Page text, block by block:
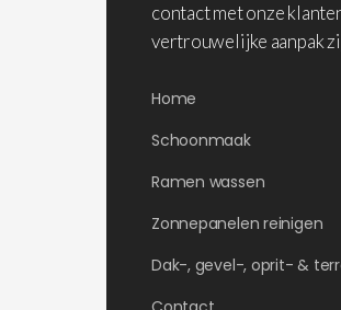
contact met onze
vertrouwelijke aanpak
Home
Schoonmaak
Ramen wassen
Zonnepanelen reinigen
Dak-, gevel-, oprit- &